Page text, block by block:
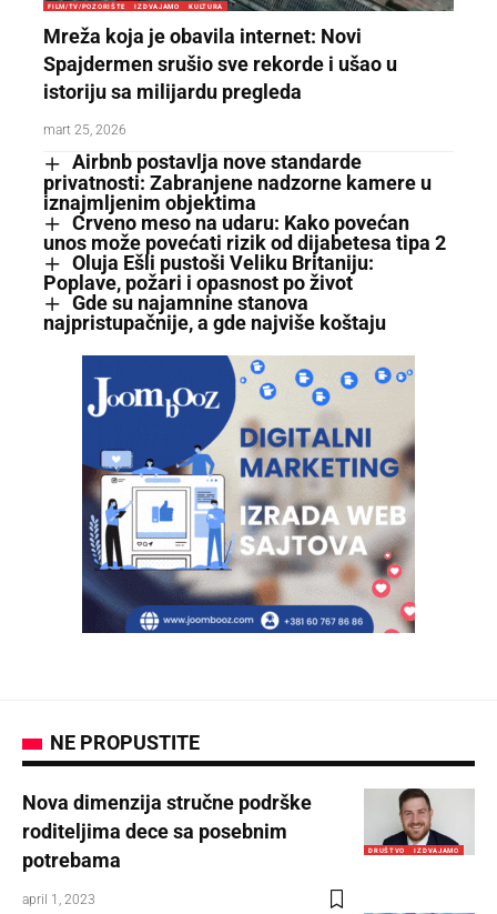
FILM/TV/POZORIŠTE IZDVAJAMO KULTURA
Mreža koja je obavila internet: Novi
Spajdermen srušio sve rekorde i ušao u
istoriju sa milijardu pregleda
mart 25, 2026
Airbnb postavlja nove standarde
privatnosti: Zabranjene nadzorne kamere u
iznajmljenim objektima
Crveno meso na udaru: Kako povećan
unos može povećati rizik od dijabetesa tipa 2
Oluja Ešli pustoši Veliku Britaniju:
Poplave, požari i opasnost po život
Gde su najamnine stanova
najpristupačnije, a gde najviše koštaju
NE PROPUSTITE
DRUŠTVO IZDVAJAMO
Nova dimenzija stručne podrške
roditeljima dece sa posebnim
potrebama
april 1, 2023